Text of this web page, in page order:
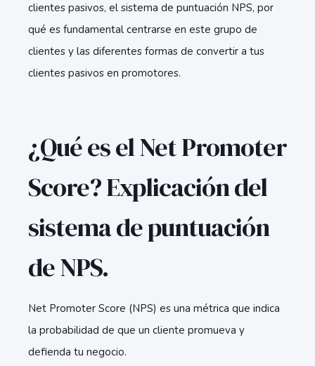
clientes pasivos, el sistema de puntuación NPS, por
qué es fundamental centrarse en este grupo de
clientes y las diferentes formas de convertir a tus
clientes pasivos en promotores.
¿Qué es el Net Promoter
Score? Explicación del
sistema de puntuación
de NPS.
Net Promoter Score (NPS) es una métrica que indica
la probabilidad de que un cliente promueva y
defienda tu negocio.